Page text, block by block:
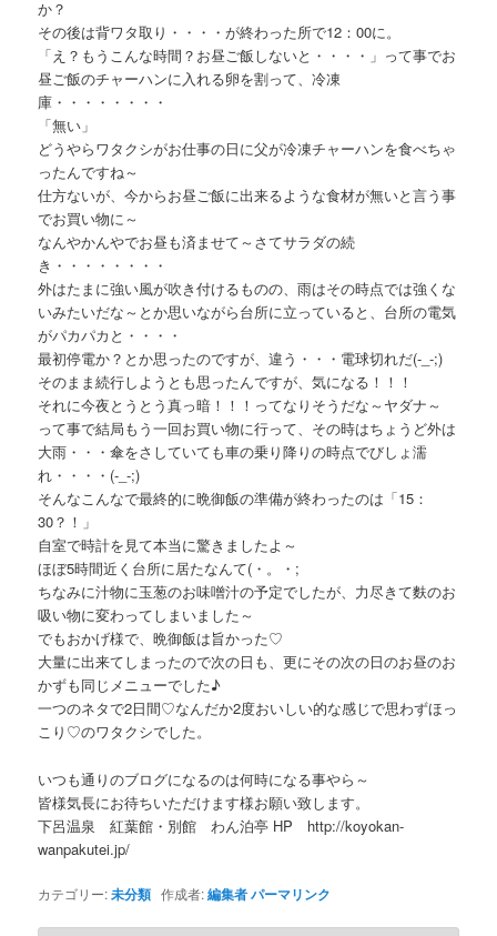
動
か？
その後は背ワタ取り・・・・が終わった所で12：00に。
「え？もうこんな時間？お昼ご飯しないと・・・・」って事でお
昼ご飯のチャーハンに入れる卵を割って、冷凍
庫・・・・・・・・
「無い」
どうやらワタクシがお仕事の日に父が冷凍チャーハンを食べちゃ
ったんですね～
仕方ないが、今からお昼ご飯に出来るような食材が無いと言う事
でお買い物に～
なんやかんやでお昼も済ませて～さてサラダの続
き・・・・・・・・
外はたまに強い風が吹き付けるものの、雨はその時点では強くな
いみたいだな～とか思いながら台所に立っていると、台所の電気
がパカパカと・・・・
最初停電か？とか思ったのですが、違う・・・電球切れだ(-_-;)
そのまま続行しようとも思ったんですが、気になる！！！
それに今夜とうとう真っ暗！！！ってなりそうだな～ヤダナ～
って事で結局もう一回お買い物に行って、その時はちょうど外は
大雨・・・傘をさしていても車の乗り降りの時点でびしょ濡
れ・・・・(-_-;)
そんなこんなで最終的に晩御飯の準備が終わったのは「15：
30？！」
自室で時計を見て本当に驚きましたよ～
ほぼ5時間近く台所に居たなんて(・。・;
ちなみに汁物に玉葱のお味噌汁の予定でしたが、力尽きて麩のお
吸い物に変わってしまいました～
でもおかげ様で、晩御飯は旨かった♡
大量に出来てしまったので次の日も、更にその次の日のお昼のお
かずも同じメニューでした♪
一つのネタで2日間♡なんだか2度おいしい的な感じで思わずほっ
こり♡のワタクシでした。
いつも通りのブログになるのは何時になる事やら～
皆様気長にお待ちいただけます様お願い致します。
下呂温泉 紅葉館・別館 わん泊亭 HP http://koyokan-
wanpakutei.jp/
カテゴリー:未分類 作成者:編集者パーマリンク